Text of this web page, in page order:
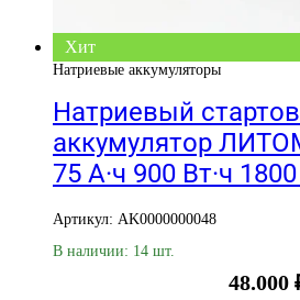
Хит
Натриевые аккумуляторы
Натриевый
аккумулятор
75 А·ч 900 Вт·ч
Артикул: AK0000000048
В наличии: 14 шт.
48.000